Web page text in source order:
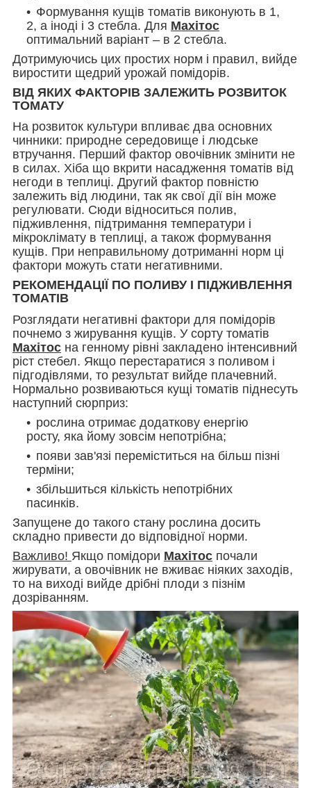
Формування кущів томатів виконують в 1,
2, а іноді і 3 стебла. Для Махітос
оптимальний варіант – в 2 стебла.
Дотримуючись цих простих норм і правил, вийде
виростити щедрий урожай помідорів.
ВІД ЯКИХ ФАКТОРІВ ЗАЛЕЖИТЬ РОЗВИТОК
ТОМАТУ
На розвиток культури впливає два основних
чинники: природне середовище і людське
втручання. Перший фактор овочівник змінити не
в силах. Хіба що вкрити насадження томатів від
негоди в теплиці. Другий фактор повністю
залежить від людини, так як свої дії він може
регулювати. Сюди відноситься полив,
підживлення, підтримання температури і
мікроклімату в теплиці, а також формування
кущів. При неправильному дотриманні норм ці
фактори можуть стати негативними.
РЕКОМЕНДАЦІЇ ПО ПОЛИВУ І ПІДЖИВЛЕННЯ
ТОМАТІВ
Розглядати негативні фактори для помідорів
почнемо з жирування кущів. У сорту томатів
Махітос на генному рівні закладено інтенсивний
ріст стебел. Якщо перестаратися з поливом і
підгодівлями, то результат вийде плачевний.
Нормально розвиваються кущі томатів піднесуть
наступний сюрприз:
рослина отримає додаткову енергію
росту, яка йому зовсім непотрібна;
появи зав'язі переміститься на більш пізні
терміни;
збільшиться кількість непотрібних
пасинків.
Запущене до такого стану рослина досить
складно привести до відповідної норми.
Важливо! Якщо помідори Махітос почали
жирувати, а овочівник не вживає ніяких заходів,
то на виході вийде дрібні плоди з пізнім
дозріванням.